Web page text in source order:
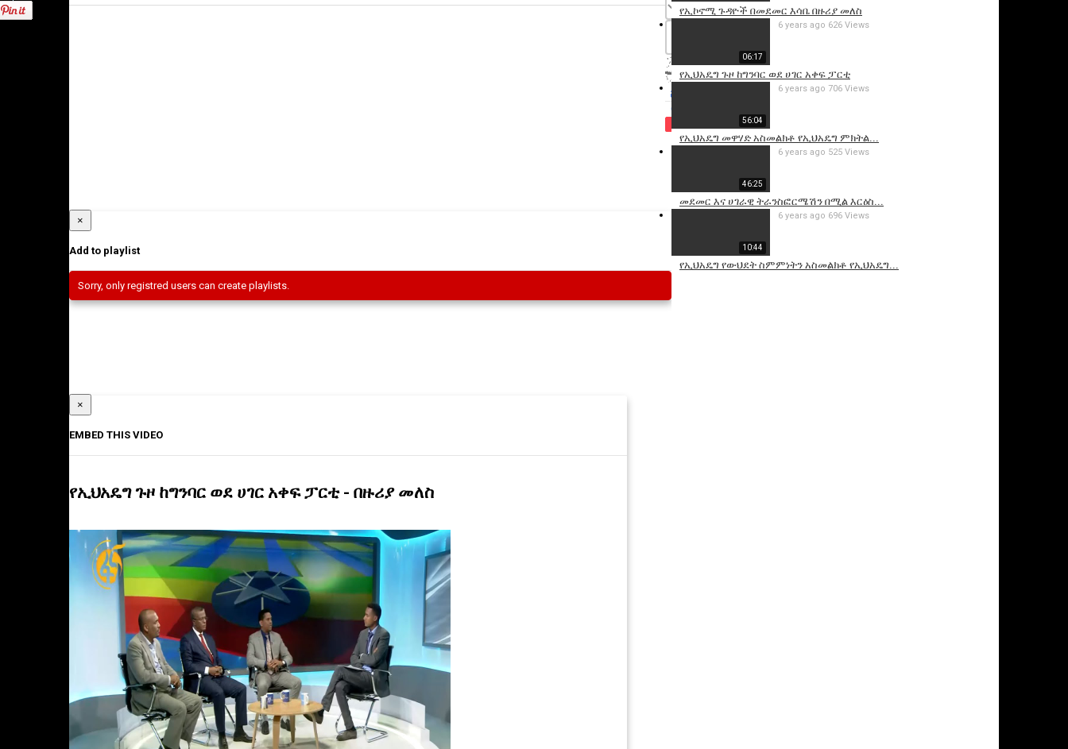
የኢኮኖሚ ጉዳዮች በመደመር እሳቤ በዙሪያ መለስ
06:17
የኢህአዴግ ጉዞ ከግንባር ወደ ሀገር አቀፍ ፓርቲ
6 years ago 626 Views
56:04
የኢህአዴግ መዋሃድ አስመልክቶ የኢህአዴግ ምክትል...
6 years ago 706 Views
46:25
መደመር እና ሀገራዊ ትራንስፎርሜሽን በሚል እርዕስ...
6 years ago 525 Views
10:44
የኢህአዴግ የውህደት ስምምነትን አስመልክቶ የኢህአዴግ...
6 years ago 696 Views
Cancel
Report this video
×
Add to playlist
Sorry, only registred users can create playlists.
×
EMBED THIS VIDEO
የኢህአዴግ ጉዞ ከግንባር ወደ ሀገር አቀፍ ፓርቲ - በዙሪያ መለስ